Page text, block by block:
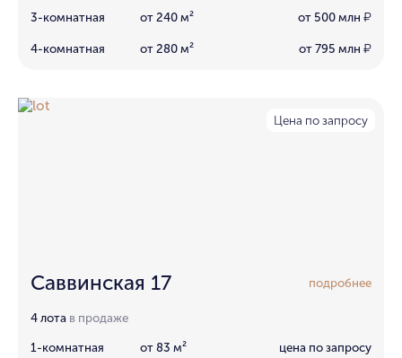
3-комнатная от 240 м² от 500 млн ₽
4-комнатная от 280 м² от 795 млн ₽
Цена по запросу
Саввинская 17 подробнее
4 лота в продаже
1-комнатная от 83 м² цена по запросу